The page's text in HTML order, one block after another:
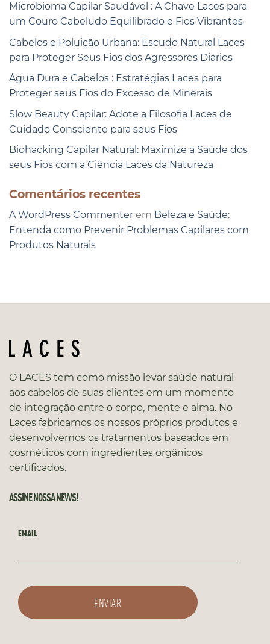
Microbioma Capilar Saudável : A Chave Laces para
um Couro Cabeludo Equilibrado e Fios Vibrantes
Cabelos e Poluição Urbana: Escudo Natural Laces
para Proteger Seus Fios dos Agressores Diários
Água Dura e Cabelos : Estratégias Laces para
Proteger seus Fios do Excesso de Minerais
Slow Beauty Capilar: Adote a Filosofia Laces de
Cuidado Consciente para seus Fios
Biohacking Capilar Natural: Maximize a Saúde dos
seus Fios com a Ciência Laces da Natureza
Comentários recentes
A WordPress Commenter em Beleza e Saúde:
Entenda como Prevenir Problemas Capilares com
Produtos Naturais
O LACES tem como missão levar saúde natural
aos cabelos de suas clientes em um momento
de integração entre o corpo, mente e alma. No
Laces fabricamos os nossos próprios produtos e
desenvolvemos os tratamentos baseados em
cosméticos com ingredientes orgânicos
certificados.
ASSINE NOSSA NEWS!
EMAIL